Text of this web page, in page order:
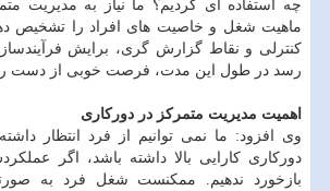
چه استفاده ای کردیم؟ ما نیاز به مدیریت
ماهیت شغل و خاصیت های افراد را تشخیص
کنترلی و نقاط گزارش گری، برایش
رسد در طول این مدت، فرصت خوبی از دست
اهمیت مدیریت متمرکز در دورکاری
وی افزود: ما نمی توانیم از فرد انتظار
دورکاری کارایی بالا داشته باشد، اگر
بازخورد ندهیم. ممکنست شغل فرد به